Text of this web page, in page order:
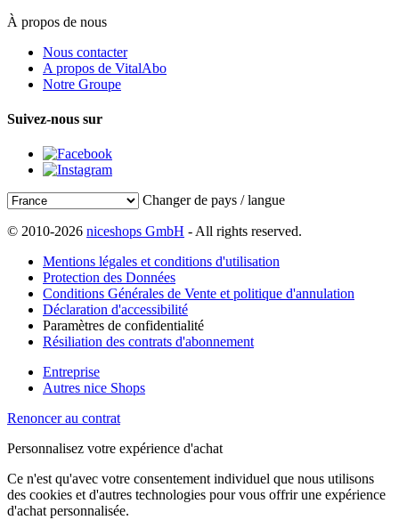
À propos de nous
Nous contacter
A propos de VitalAbo
Notre Groupe
Suivez-nous sur
Changer de pays / langue
© 2010-2026 niceshops GmbH - All rights reserved.
Mentions légales et conditions d'utilisation
Protection des Données
Conditions Générales de Vente et politique d'annulation
Déclaration d'accessibilité
Paramètres de confidentialité
Résiliation des contrats d'abonnement
Entreprise
Autres nice Shops
Renoncer au contrat
Personnalisez votre expérience d'achat
Ce n'est qu'avec votre consentement individuel que nous utilisons
des cookies et d'autres technologies pour vous offrir une expérience
d'achat personnalisée.